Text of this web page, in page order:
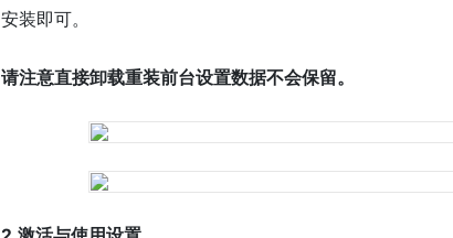
安装即可。
请注意直接卸载重装前台设置数据不会保留。